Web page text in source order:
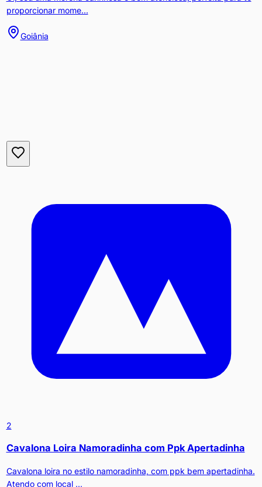
proporcionar mome...
Goiânia
2
Cavalona Loira Namoradinha com Ppk Apertadinha
Cavalona loira no estilo namoradinha, com ppk bem apertadinha.
Atendo com local ...